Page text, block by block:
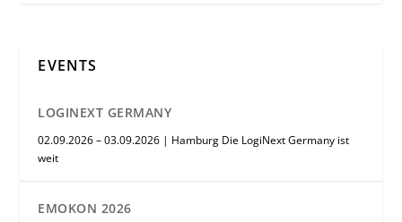
EVENTS
LOGINEXT GERMANY
02.09.2026 – 03.09.2026 | Hamburg Die LogiNext Germany ist
weit
EMOKON 2026